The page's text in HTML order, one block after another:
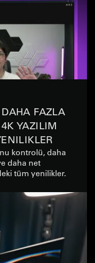
FAZLA
YAZILIM
kontrolü, daha
daha net
tüm yenilikler.